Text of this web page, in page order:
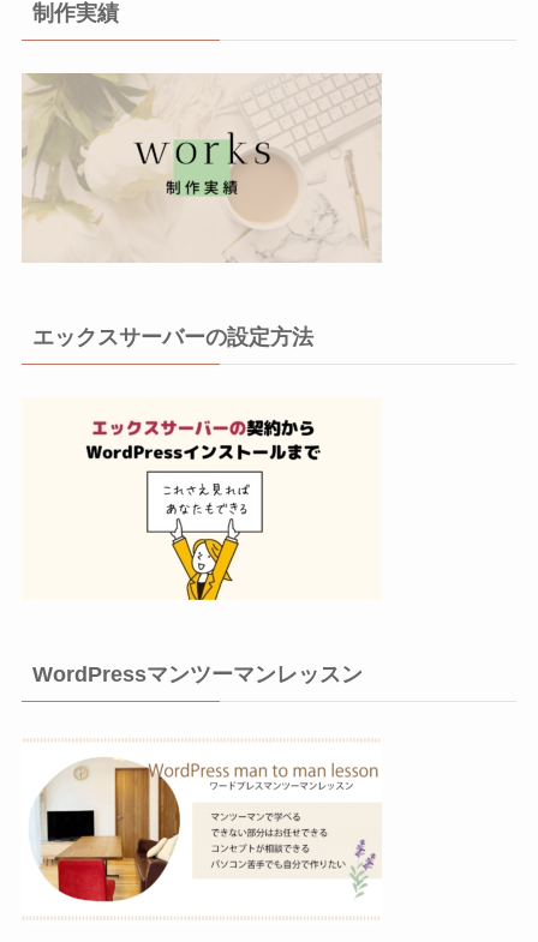
制作実績
エックスサーバーの設定方法
WordPressマンツーマンレッスン